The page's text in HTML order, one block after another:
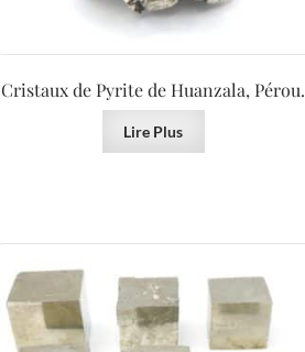
Cristaux de Pyrite de Huanzala, Pérou.
Lire Plus